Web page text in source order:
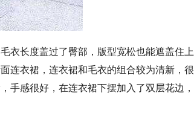
衣长度盖过了臀部，版型宽松也能遮盖住上
连衣裙，连衣裙和毛衣的组合较为清新，很
手感很好，在连衣裙下摆加入了双层花边，